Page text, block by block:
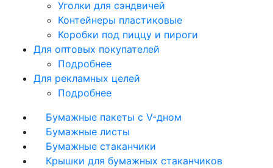
Уголки для сэндвичей
Контейнеры пластиковые
Коробки под пиццу и пироги
Для оптовых покупателей
Подробнее
Для рекламных целей
Подробнее
Бумажные пакеты с V-дном
Бумажные листы
Бумажные стаканчики
Крышки для бумажных стаканчиков